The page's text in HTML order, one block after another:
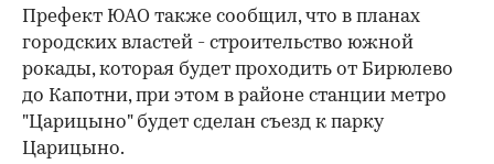
Префект ЮАО также сообщил, что в планах
городских властей - строительство южной
рокады, которая будет проходить от Бирюлево
до Капотни, при этом в районе станции метро
"Царицыно" будет сделан съезд к парку
Царицыно.